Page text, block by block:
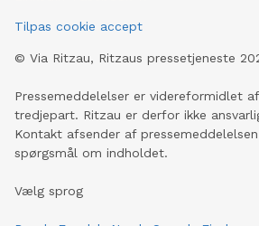
Tilpas cookie accept
© Via Ritzau, Ritzaus pressetjeneste
Pressemeddelelser er videreformidlet
tredjepart. Ritzau er derfor ikke
Kontakt afsender af
spørgsmål om indholdet.
Vælg sprog